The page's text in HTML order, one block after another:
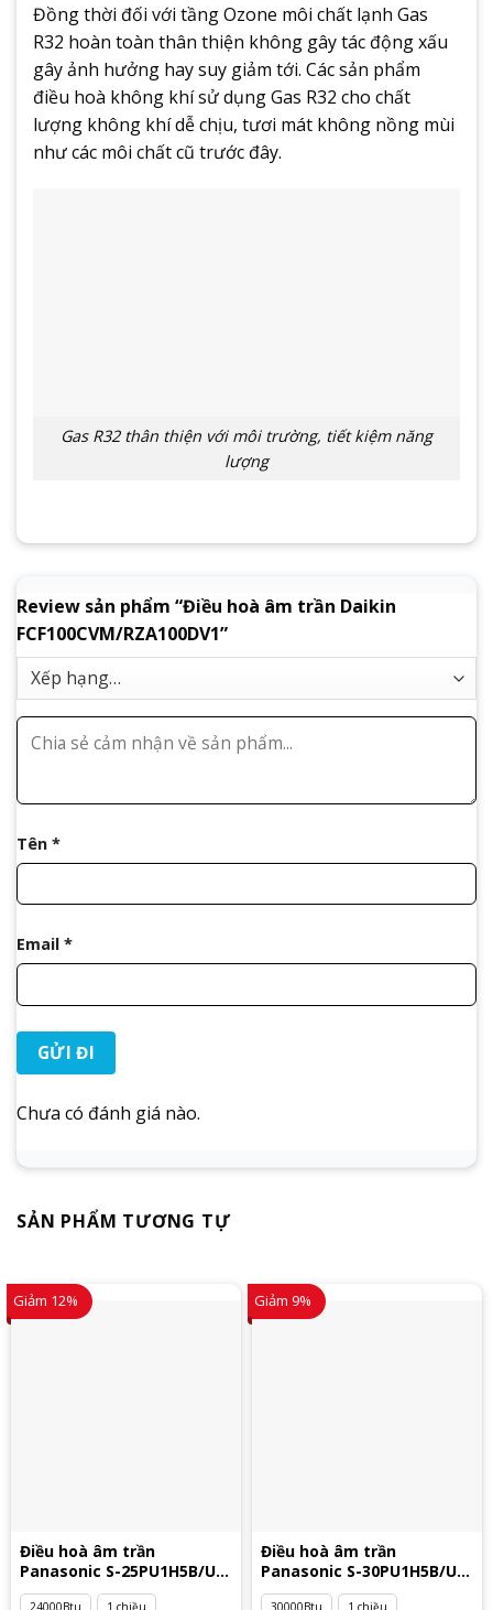
Đồng thời đối với tầng Ozone môi chất lạnh Gas
R32 hoàn toàn thân thiện không gây tác động xấu
gây ảnh hưởng hay suy giảm tới. Các sản phẩm
điều hoà không khí sử dụng Gas R32 cho chất
lượng không khí dễ chịu, tươi mát không nồng mùi
như các môi chất cũ trước đây.
Gas R32 thân thiện với môi trường, tiết kiệm năng
lượng
Review sản phẩm “Điều hoà âm trần Daikin
FCF100CVM/RZA100DV1”
Tên *
Email *
Chưa có đánh giá nào.
SẢN PHẨM TƯƠNG TỰ
Giảm 12%
Điều hoà âm trần
Panasonic S-25PU1H5B/U-
25PN1H5
24000Btu 1 chiều
Giảm 9%
Điều hoà âm trần
Panasonic S-30PU1H5B/U-
30PN1H5
30000Btu 1 chiều